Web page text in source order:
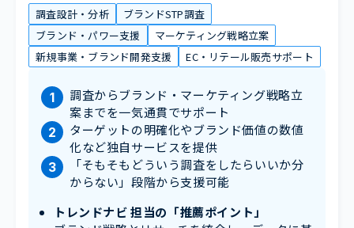
調査設計・分析
ブランドSTP調査
ブランド・パワー支援
マーケティング戦略立案
新規事業・ブランド開発支援
EC・リテール販売サポート
調査からブランド・マーケティング戦略立
案までを一気通貫でサポート
ターゲットの明確化やブランド価値の数値
化など独自サービスを提供
「そもそもどういう調査をしたらいいか分
からない」段階から支援可能
トレンドナビ 担当の「推薦ポイント」